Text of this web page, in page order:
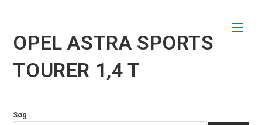
contentOPEL ASTRA SPORTS
TOURER 1,4 T
Søg